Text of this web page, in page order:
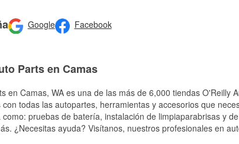
Google Facebook
Parts en Camas
en Camas, WA es una de las más de 6,000 tiendas O'Reilly
todas las autopartes, herramientas y accesorios que
pruebas de batería, instalación de limpiaparabrisas y
¿Necesitas ayuda? Visítanos, nuestros profesionales en